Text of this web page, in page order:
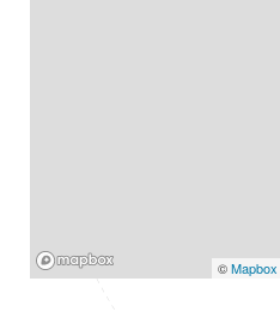
©Mapbox